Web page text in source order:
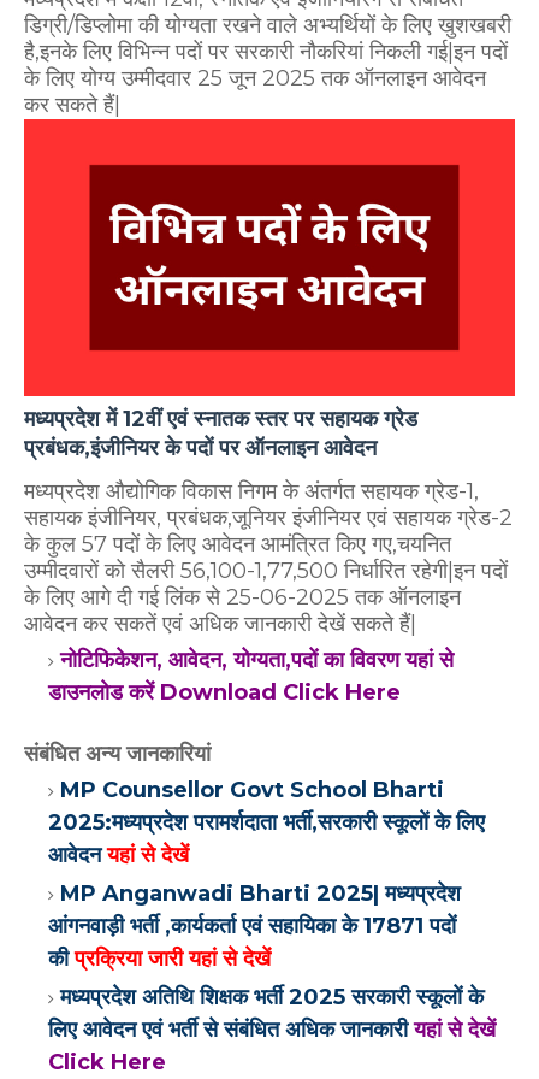
डिग्री/डिप्लोमा की योग्यता रखने वाले अभ्यर्थियों के लिए खुशखबरी
है,इनके लिए विभिन्न पदों पर सरकारी नौकरियां निकली गई|इन पदों
के लिए योग्य उम्मीदवार 25 जून 2025 तक ऑनलाइन आवेदन
कर सकते हैं|
मध्यप्रदेश में 12वीं एवं स्नातक स्तरपर सहायक ग्रेड
प्रबंधक,इंजीनियर के पदों परऑनलाइन आवेदन
मध्यप्रदेश औद्योगिक विकास निगम के अंतर्गत सहायक ग्रेड-1,
सहायक इंजीनियर, प्रबंधक,जूनियर इंजीनियर एवं सहायक ग्रेड-2
के कुल 57 पदों के लिए आवेदन आमंत्रित किए गए,चयनित
उम्मीदवारों को सैलरी 56,100-1,77,500 निर्धारित रहेगी|इन पदों
के लिए आगे दी गई लिंक से 25-06-2025 तक ऑनलाइन
आवेदन कर सकतें एवं अधिक जानकारी देखें सकते हैं|
नोटिफिकेशन, आवेदन, योग्यता,पदों का विवरण यहां से
डाउनलोड करें Download Click Here
संबंधित अन्य जानकारियां
MP Counsellor Govt School Bharti
2025:मध्यप्रदेश परामर्शदाता भर्ती,सरकारी स्कूलों के लिए
आवेदनयहां से देखें
MP Anganwadi Bharti 2025| मध्यप्रदेश
आंगनवाड़ी भर्ती ,कार्यकर्ता एवं सहायिका के 17871 पदों
कीप्रक्रिया जारी यहां से देखें
मध्यप्रदेश अतिथि शिक्षक भर्ती 2025 सरकारी स्कूलों के
लिए आवेदन एवं भर्ती से संबंधित अधिक जानकारीयहां से देखें
Click Here